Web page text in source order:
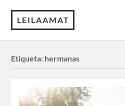
LEILAAMAT
Etiqueta: hermanas